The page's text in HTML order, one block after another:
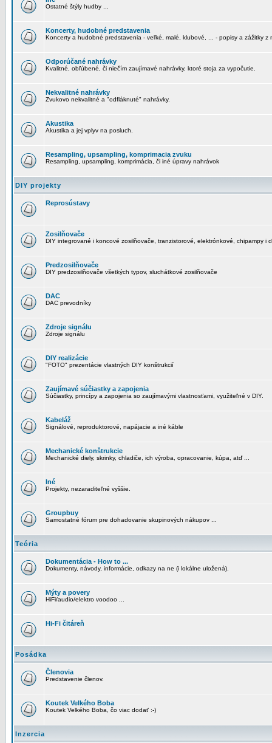
Ostatné štýly hudby ...
Koncerty, hudobné predstavenia
Koncerty a hudobné predstavenia - veľké, malé, klubové, ... - popisy a zážitky z
Odporúčané nahrávky
Kvalitné, obľúbené, či niečím zaujímavé nahrávky, ktoré stoja za vypočutie.
Nekvalitné nahrávky
Zvukovo nekvalitné a "odfláknuté" nahrávky.
Akustika
Akustika a jej vplyv na posluch.
Resampling, upsampling, komprimacia zvuku
Resampling, upsampling, komprimácia, či iné úpravy nahrávok
DIY projekty
Reprosústavy
Zosilňovače
DIY integrované i koncové zosilňovače, tranzistorové, elektrónkové, chipampy i
Predzosilňovače
DIY predzosilňovače všetkých typov, sluchátkové zosilňovače
DAC
DAC prevodníky
Zdroje signálu
Zdroje signálu
DIY realizácie
"FOTO" prezentácie vlastných DIY konštrukcií
Zaujímavé súčiastky a zapojenia
Súčiastky, princípy a zapojenia so zaujímavými vlastnosťami, využiteľné v DIY.
Kabeláž
Signálové, reproduktorové, napájacie a iné káble
Mechanické konštrukcie
Mechanické diely, skrinky, chladiče, ich výroba, opracovanie, kúpa, atď ...
Iné
Projekty, nezaraditeľné vyššie.
Groupbuy
Samostatné fórum pre dohadovanie skupinových nákupov ...
Teória
Dokumentácia - How to ...
Dokumenty, návody, informácie, odkazy na ne (i lokálne uložená).
Mýty a povery
HiFi/audio/elektro voodoo ...
Hi-Fi čitáreň
Posádka
Členovia
Predstavenie členov.
Koutek Velkého Boba
Koutek Velkého Boba, čo viac dodať :-)
Inzercia